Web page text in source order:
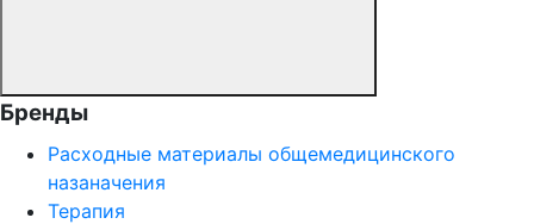
Бренды
Расходные материалы общемедицинского
назаначения
Терапия